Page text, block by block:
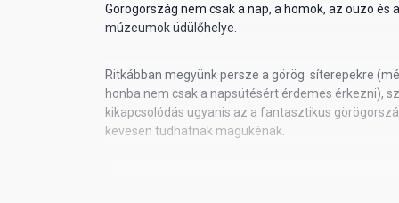
Poggyászinformáció: feladható poggyász max. 20
db, 10x30x20 cm)
Görögország nem csak a nap, a homok, az ouzo
múzeumok üdülőhelye.
Ritkábban megyünk persze a görög síterepekre
honba nem csak a napsütésért érdemes érkezni),
kikapcsolódás ugyanis az a fantasztikus
kevesen tudhatnak magukénak.